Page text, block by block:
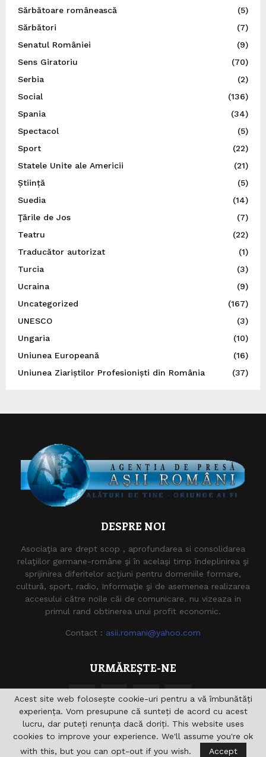
Sărbătoare românească
(5)
Sărbători
(7)
Senatul României
(9)
Sens Giratoriu
(70)
Serbia
(2)
Social
(136)
Spania
(34)
Spectacol
(5)
Sport
(22)
Statele Unite ale Americii
(21)
Știință
(5)
Suedia
(14)
Ţările de Jos
(7)
Teatru
(22)
Traducător autorizat
(1)
Turcia
(3)
Ucraina
(9)
Uncategorized
(167)
UNESCO
(3)
Ungaria
(10)
Uniunea Europeană
(16)
Uniunea Ziariștilor Profesioniști din România
(37)
DESPRE NOI
Asociaţia are drept scop , aprofundarea si consolidarea
relaţiilor germane-române şi în acelaşi timp îndeplinirea şi
sprijinirea diferitelor acţiuni pentru domeniile formare,
cultură, sport, radio, Informaţie şi de asemenea realizarea
accesului către noile căi de comunicare. nu vizeaza in
primul rand obtinerea unui profit economic.
Contact : asii.romani@yahoo.com
URMĂREȘTE-NE
Acest site web folosește cookie-uri pentru a vă îmbunătăți
experiența. Vom presupune că sunteți de acord cu acest
lucru, dar puteți renunța dacă doriți. This website uses
cookies to improve your experience. We'll assume you're ok
with this, but you can opt-out if you wish.
Accept